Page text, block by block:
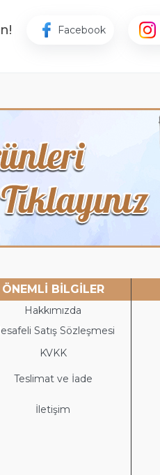
Facebook
ÖNEMLİ BİLGİLER
Hakkımızda
Satış Sözleşmesi
KVKK
Teslimat ve İade
İletişim